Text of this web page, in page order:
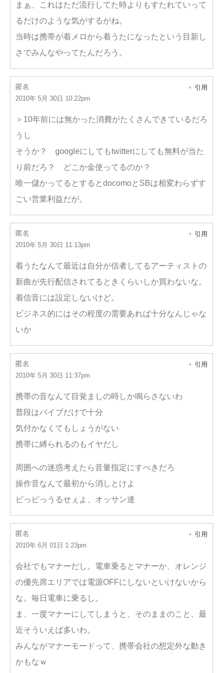
まぁ、これはただ流行してた時よりもすたれていって
るだけのような気がするがね。
当時は携帯が着メロから着うたになったという目新し
さでみんなやってたんだろう。
匿名
2010年 5月 30日 10:22pm
引用
＞10年前には無かった消費がたくさんできているだろ
うし
そうか？ googleにしてもtwitterにしても無料が当た
り前だろ？ どこか金使ってるのか？
唯一儲かってるとするとdocomoとSBは相変わらずす
ごい営業利益だが。
匿名
2010年 5月 30日 11:13pm
引用
着うたなんて最近は自分が信者してるアーティストの
新曲が先行配信されてるときくらいしか買わないな。
着信音には設定しないけど。
ビジネス的にはその程度の需要あれば十分なんじゃな
いか
匿名
2010年 5月 30日 11:37pm
引用
携帯の音なんて目覚ましの時しか鳴らさないわ
普段はバイブだけで十分
気付かなくてもしょうがない
携帯に縛られるのもイヤだし
周囲への迷惑考えたら音量指定にすべきだろ
操作音なんて最初から消しとけよ
ピっピっうるせぇよ、オッサン達
匿名
2010年 6月 01日 1:23pm
引用
会社でもマナーだし。電車乗るとマナーか、オレンジ
の優先席エリアでは電源OFFにしないといけないから
な。毎日電車に乗るし。
ま、一度マナーにしてしまうと、そのままのこと、最
近そういえば多いわ。
みんながマナーモードって、携帯会社の想定外な動き
かもなｗ